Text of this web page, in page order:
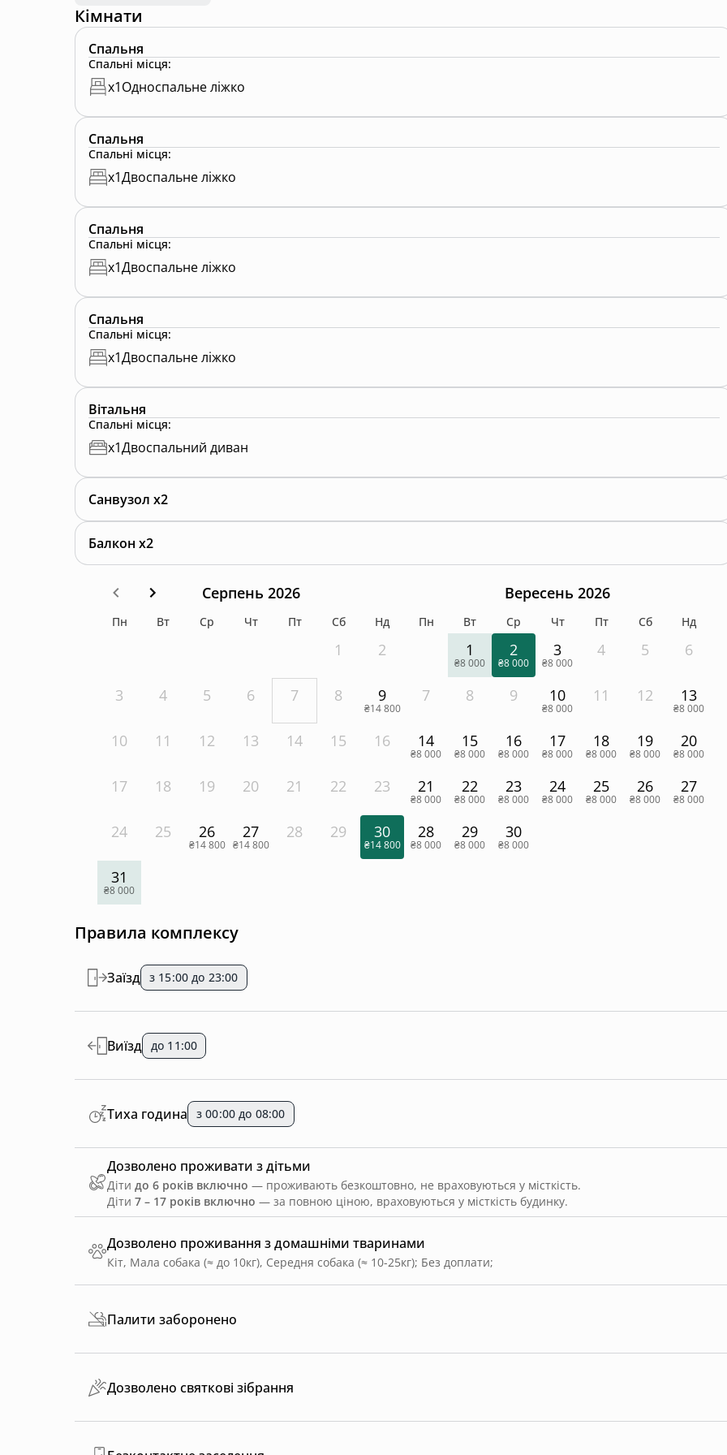
Басейн безкоштовно .
Мангал , шампура, сітка безкоштовно
Вугілля 300грн. мішок
Раді будем бачити вас в нас!
Кімнати
Спальня
Спальні місця:
x1Односпальне ліжко
Спальня
Спальні місця:
x1Двоспальне ліжко
Спальня
Спальні місця:
x1Двоспальне ліжко
Спальня
Спальні місця:
x1Двоспальне ліжко
Вітальня
Спальні місця:
x1Двоспальний диван
Санвузол x2
Балкон x2
Серпень 2026
Пн Вт Ср Чт Пт Сб Нд
1 2
3 4 5 6 7 8 9
₴14 800
10 11 12 13 14 15 16
17 18 19 20 21 22 23
24 25 26
₴14 800
27
₴14 800
28 29 30
₴14 800
31
₴8 000
Вересень 2026
Пн Вт Ср Чт Пт Сб Нд
1
₴8 000
2
₴8 000
3
₴8 000
4 5 6
7 8 9 10
₴8 000
11 12 13
₴8 000
14
₴8 000
15
₴8 000
16
₴8 000
17
₴8 000
18
₴8 000
19
₴8 000
20
₴8 000
21
₴8 000
22
₴8 000
23
₴8 000
24
₴8 000
25
₴8 000
26
₴8 000
27
₴8 000
28
₴8 000
29
₴8 000
30
₴8 000
Правила комплексу
Дозволено проживання з домашніми тваринами
Кіт, Мала собака (≈ до 10кг), Середня собака (≈ 10-25кг); Без доплати;
Заїзд з 15:00 до 23:00
Виїзд до 11:00
Дозволено проживати з дітьми
Діти до 6 років включно — проживають безкоштовно, не враховуються у місткість.
Діти 7 – 17 років включно — за повною ціною, враховуються у місткість будинку.
Тиха година з 00:00 до 08:00
Палити заборонено
Дозволено святкові зібрання